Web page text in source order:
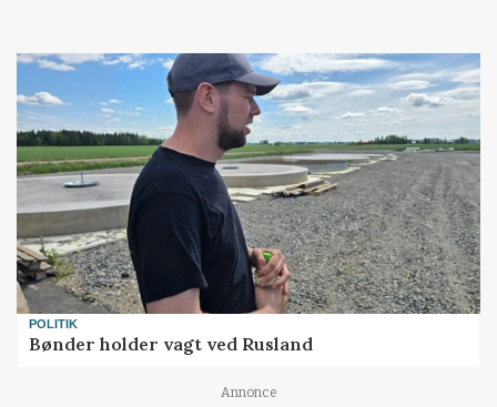
POLITIK
Bønder holder vagt ved Rusland
Annonce